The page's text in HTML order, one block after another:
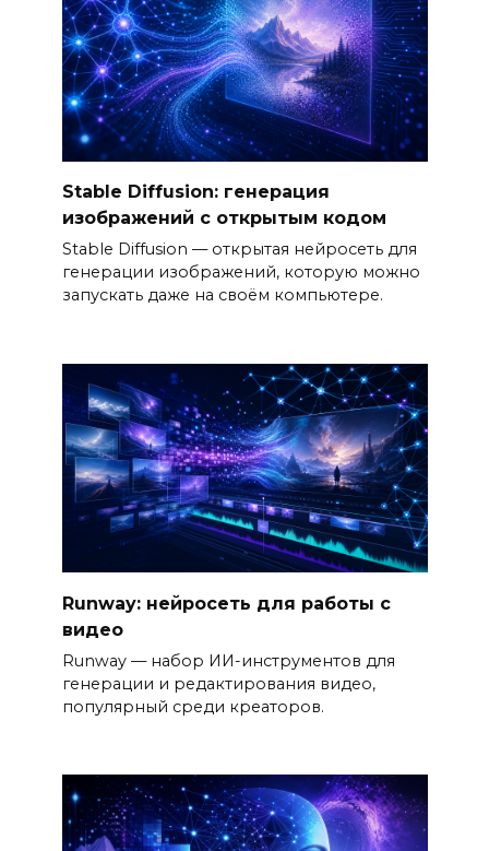
Stable Diffusion: генерация
изображений с открытым кодом
Stable Diffusion — открытая нейросеть для
генерации изображений, которую можно
запускать даже на своём компьютере.
Runway: нейросеть для работы с
видео
Runway — набор ИИ-инструментов для
генерации и редактирования видео,
популярный среди креаторов.